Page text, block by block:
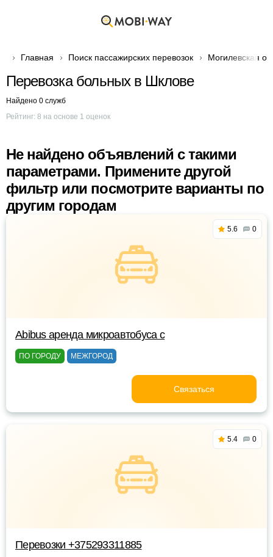
Главная Поиск пассажирских перевозок Могилевская
Перевозка больных в Шклове
Найдено 0 служб
Рейтинг: 8 на основе 1 оценок
Не найдено объявлений с такими
параметрами. Примените другой
фильтр или посмотрите варианты по
другим городам
5.6 0
Abibus аренда микроавтобуса с
ПО ГОРОДУ МЕЖГОРОД
Связаться
5.4 0
Перевозки +375293311885